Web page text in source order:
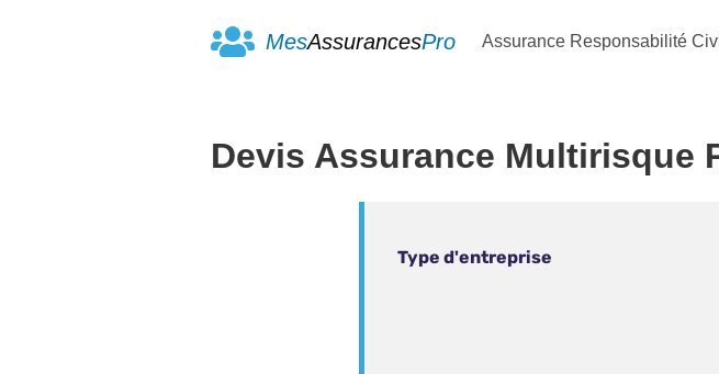
MesAssurancesPro Assurance Responsabilité
Devis Assurance Multirisque